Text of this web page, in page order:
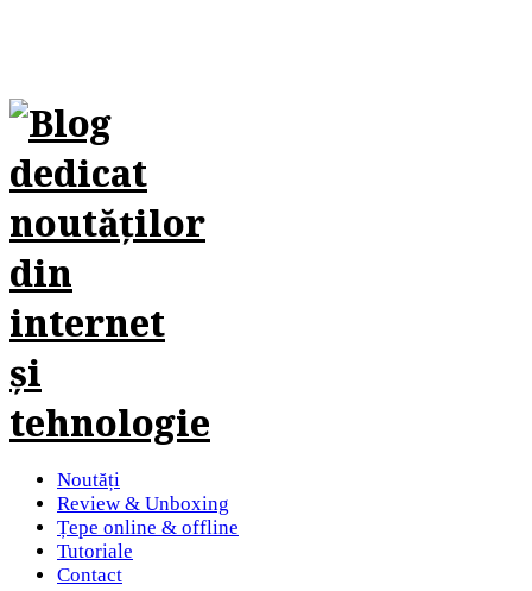
Noutăți
Review & Unboxing
Țepe online & offline
Tutoriale
Contact